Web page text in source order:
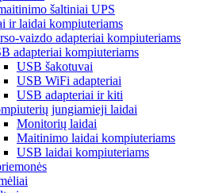
šaltiniai UPS
ir laidai kompiuteriams
vaizdo adapteriai kompiuteriams
adapteriai kompiuteriams
USB šakotuvai
USB WiFi adapteriai
USB adapteriai ir kiti
jungiamieji laidai
Monitorių laidai
Maitinimo laidai kompiuteriams
USB laidai kompiuteriams